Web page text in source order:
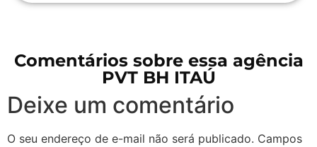
Comentários sobre essa agência
PVT BH ITAÚ
Deixe um comentário
O seu endereço de e-mail não será publicado. Campos